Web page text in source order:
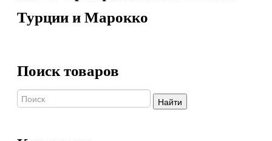
Турции и Марокко
Поиск товаров
Найти